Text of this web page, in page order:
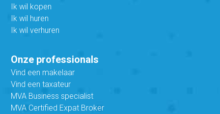
Ik wil kopen
Ik wil huren
Ik wil verhuren
Onze professionals
Vind een makelaar
Vind een taxateur
MVA Business specialist
MVA Certified Expat Broker